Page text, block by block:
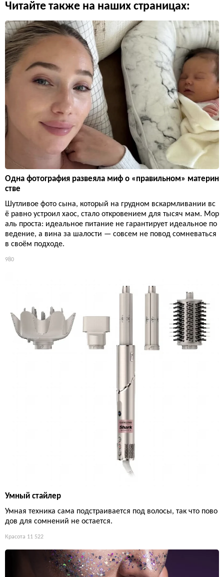
Читайте также на наших страницах:
Одна фотография развеяла миф о «правильном» материн
стве
Шутливое фото сына, который на грудном вскармливании вс
ё равно устроил хаос, стало откровением для тысяч мам. Мор
аль проста: идеальное питание не гарантирует идеальное по
ведение, а вина за шалости — совсем не повод сомневаться
в своём подходе.
980
Умный стайлер
Умная техника сама подстраивается под волосы, так что пово
дов для сомнений не остается.
Красота 11 522